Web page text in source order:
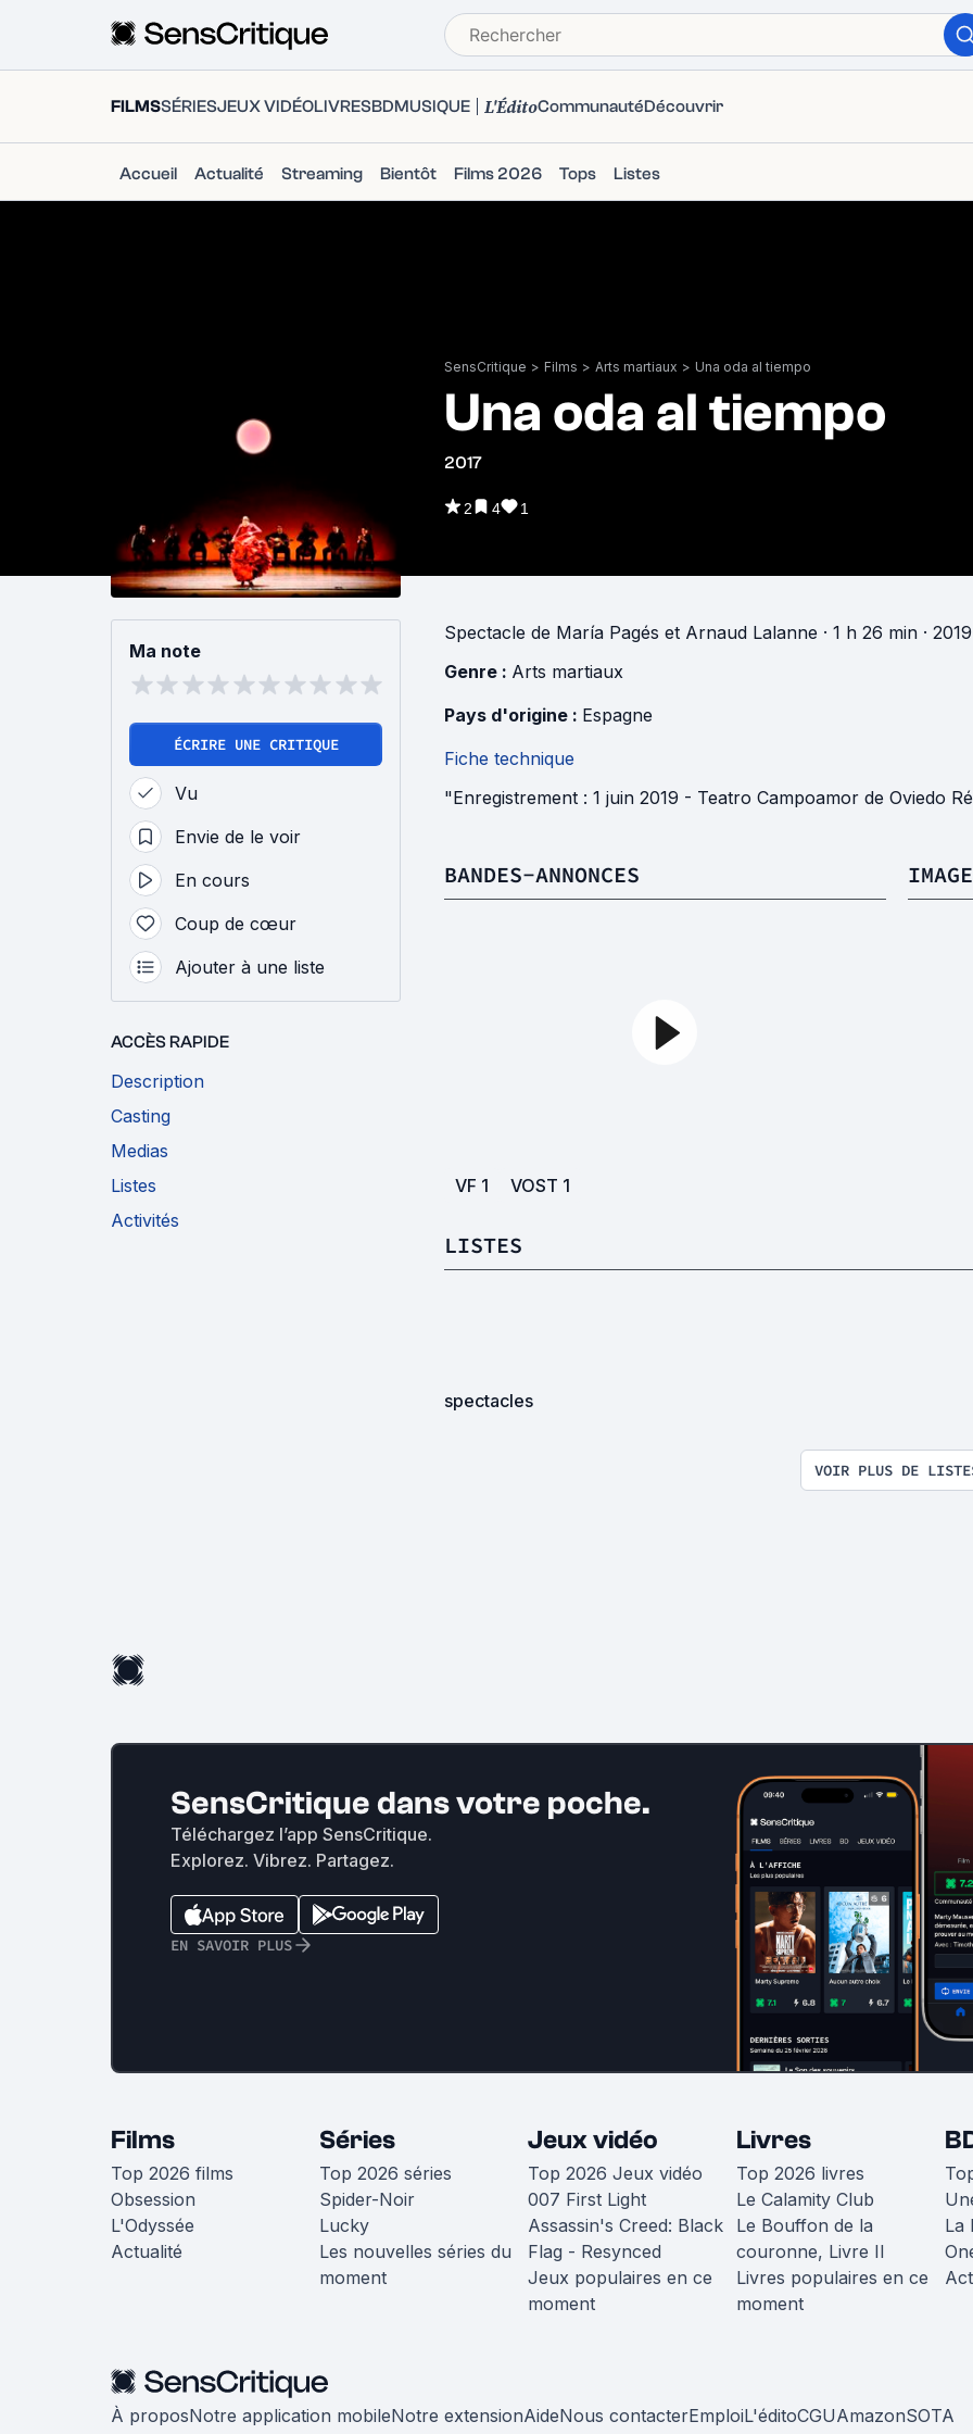
FILMSSÉRIESJEUX VIDÉOLIVRESBDMUSIQUE L'ÉditoCommunautéDécouvrir
Accueil Actualité Streaming Bientôt Films 2026 Tops Listes
SensCritique > Films > Arts martiaux > Una oda al tiempo
Una oda al tiempo
2017
2 4 1
Ma note
ÉCRIRE UNE CRITIQUE
Vu
Envie de le voir
En cours
Coup de cœur
Ajouter à une liste
ACCÈS RAPIDE
Description
Casting
Medias
Listes
Activités
Spectacle de María Pagés et Arnaud Lalanne · 1 h 26 min ·
Genre : Arts martiaux
Pays d'origine : Espagne
Fiche technique
"Enregistrement : 1 juin 2019 - Teatro Campoamor de Oviedo
BANDES-ANNONCES
VF 1 VOST 1
LISTES
spectacles
VOIR PLUS DE
SensCritique dans votre poche.
Téléchargez l’app SensCritique.
Explorez. Vibrez. Partagez.
EN SAVOIR PLUS
Films
Top 2026 films
Obsession
L'Odyssée
Actualité
Séries
Top 2026 séries
Spider-Noir
Lucky
Les nouvelles séries du
moment
Jeux vidéo
Top 2026 Jeux vidéo
007 First Light
Assassin's Creed: Black
Flag - Resynced
Jeux populaires en ce
moment
Livres
Top 2026 livres
Le Calamity Club
Le Bouffon de la
couronne, Livre II
Livres populaires en ce
moment
La
À proposNotre application mobileNotre extensionAideNous contacterEmploiL'éditoCGUAmazonSOTA